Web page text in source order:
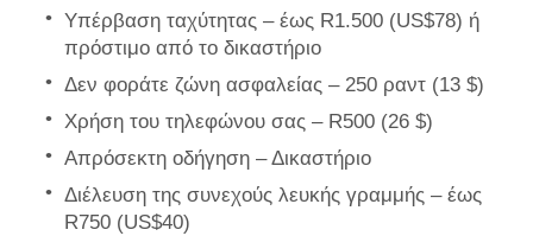
Υπέρβαση ταχύτητας – έως R1.500 (US$78) ή
πρόστιμο από το δικαστήριο
Δεν φοράτε ζώνη ασφαλείας – 250 ραντ (13 $)
Χρήση του τηλεφώνου σας – R500 (26 $)
Απρόσεκτη οδήγηση – Δικαστήριο
Διέλευση της συνεχούς λευκής γραμμής – έως
R750 (US$40)